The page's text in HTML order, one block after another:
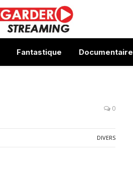
Fantastique Documentaire
0
DIVERS